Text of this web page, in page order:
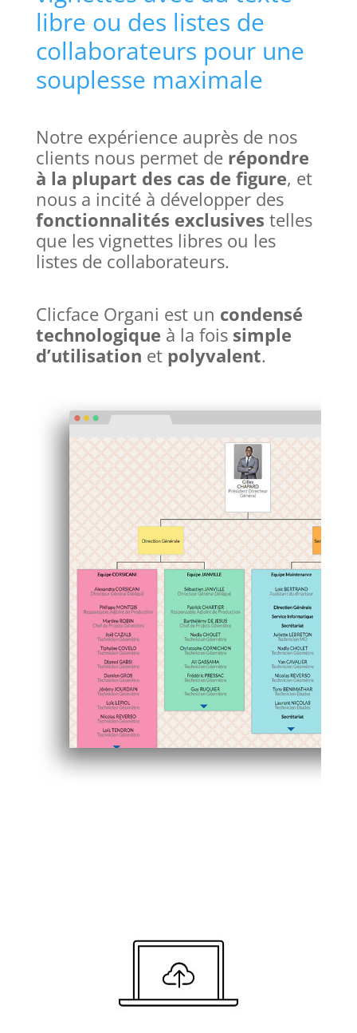
libre ou des listes de
collaborateurs pour une
souplesse maximale
Notre expérience auprès de nos
clients nous permet de répondre
à la plupart des cas de figure, et
nous a incité à développer des
fonctionnalités exclusives telles
que les vignettes libres ou les
listes de collaborateurs.
Clicface Organi est un condensé
technologique à la fois simple
d’utilisation et polyvalent.